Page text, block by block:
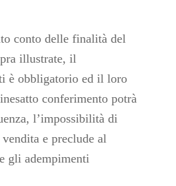
conto delle finalità del
illustrate, il
è obbligatorio ed il loro
conferimento potrà
l’impossibilità di
e preclude al
gli adempimenti